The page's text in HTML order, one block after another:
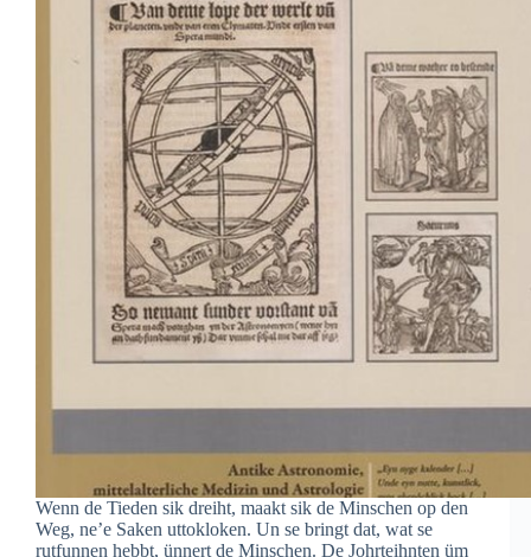
Wenn de Tieden sik dreiht, maakt sik de Minschen op den
Weg, ne’e Saken uttokloken. Un se bringt dat, wat se
rutfunnen hebbt, ünnert de Minschen. De Johrteihnten üm